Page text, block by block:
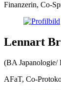
Finanzerin, Co-
Lennart
(BA Japanologie/
AFaT, Co-